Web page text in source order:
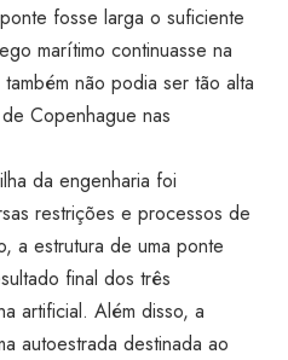
fosse larga o suficiente
marítimo continuasse na
não podia ser tão alta
Copenhague nas
da engenharia foi
restrições e processos de
a estrutura de uma ponte
final dos três
artificial. Além disso, a
autoestrada destinada ao